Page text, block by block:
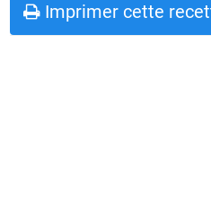
Imprimer cette